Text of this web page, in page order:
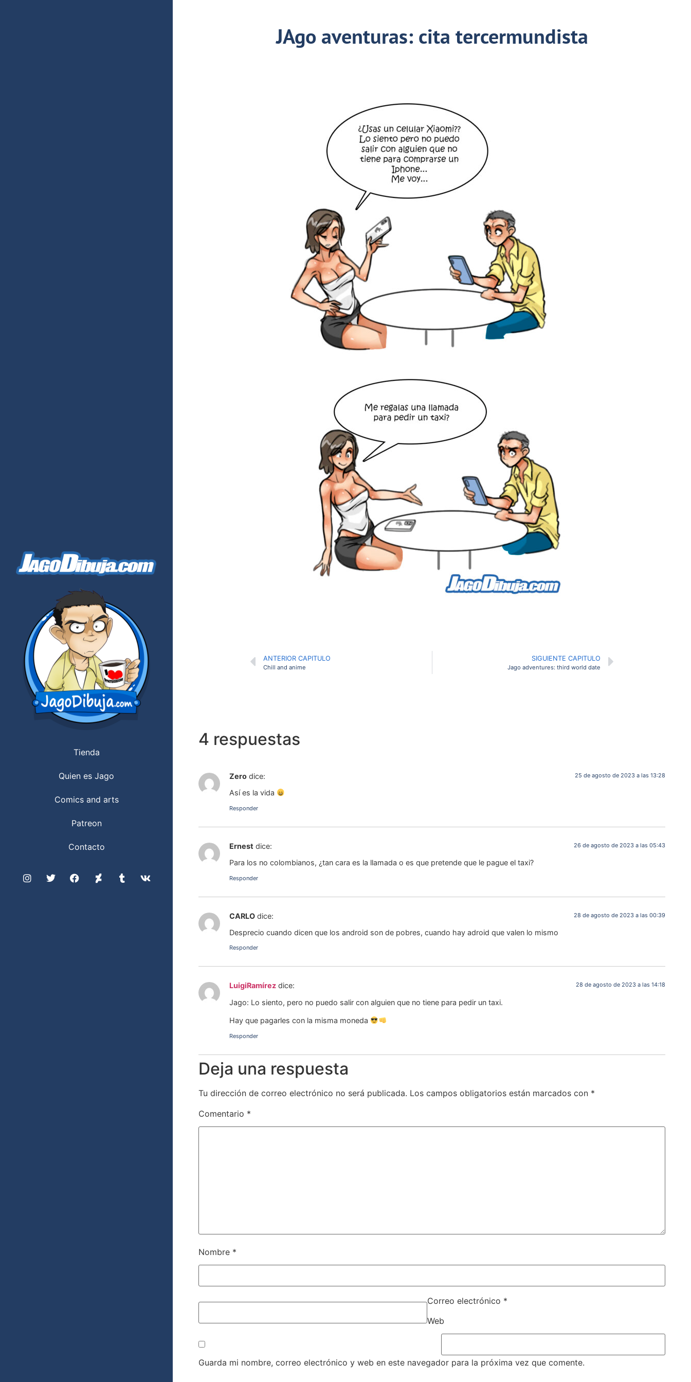
Tienda
Quien es Jago
Comics and arts
Patreon
Contacto
JAgo aventuras: cita tercermundista
ANTERIOR CAPITULO
Chill and anime
SIGUIENTE CAPITULO
Jago adventures: third world date
4 respuestas
Zero dice: 25 de agosto de 2023 a las 13:28
Así es la vida
Responder
Ernest dice: 26 de agosto de 2023 a las 05:43
Para los no colombianos, ¿tan cara es la llamada o es que pretende que le pague el taxi?
Responder
CARLO dice: 28 de agosto de 2023 a las 00:39
Desprecio cuando dicen que los android son de pobres, cuando hay adroid que valen lo mismo
Responder
LuigiRamírez dice: 28 de agosto de 2023 a las 14:18
Jago: Lo siento, pero no puedo salir con alguien que no tiene para pedir un taxi.
Hay que pagarles con la misma moneda
Responder
Deja una respuesta
Tu dirección de correo electrónico no será publicada. Los campos obligatorios están marcados con *
Comentario *
Nombre *
Correo electrónico *
Web
Guarda mi nombre, correo electrónico y web en este navegador para la próxima vez que comente.